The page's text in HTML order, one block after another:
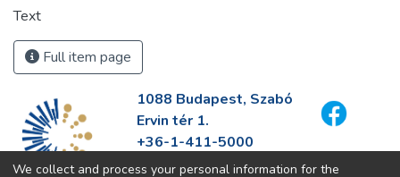
Text
Full item page
1088 Budapest, Szabó
Ervin tér 1.
+36-1-411-5000
info@fszek.hu
We collect and process your personal information for the